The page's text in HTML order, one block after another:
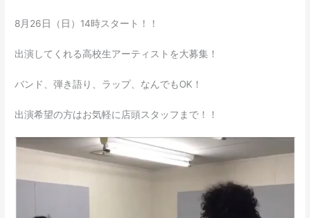
8月26日（日）14時スタート！！
出演してくれる高校生アーティストを大募集！
バンド、弾き語り、ラップ、なんでもOK！
出演希望の方はお気軽に店頭スタッフまで！！